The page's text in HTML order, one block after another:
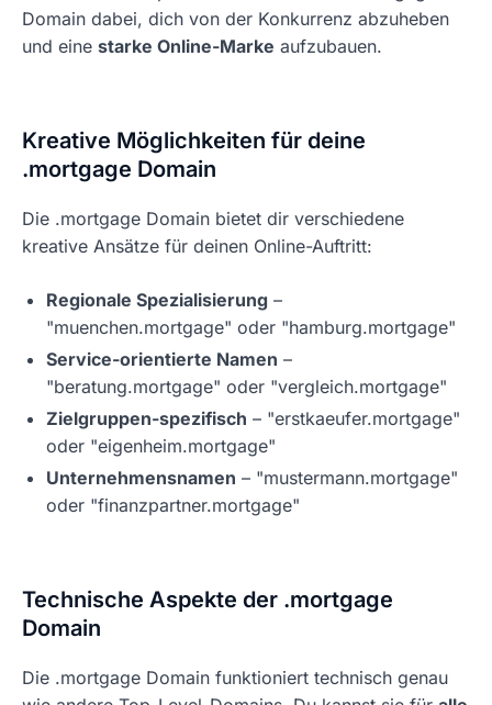
Domain dabei, dich von der Konkurrenz abzuheben
und eine starke Online-Marke aufzubauen.
Kreative Möglichkeiten für deine
.mortgage Domain
Die .mortgage Domain bietet dir verschiedene
kreative Ansätze für deinen Online-Auftritt:
Regionale Spezialisierung –
"muenchen.mortgage" oder "hamburg.mortgage"
Service-orientierte Namen –
"beratung.mortgage" oder "vergleich.mortgage"
Zielgruppen-spezifisch – "erstkaeufer.mortgage"
oder "eigenheim.mortgage"
Unternehmensnamen – "mustermann.mortgage"
oder "finanzpartner.mortgage"
Technische Aspekte der .mortgage
Domain
Die .mortgage Domain funktioniert technisch genau